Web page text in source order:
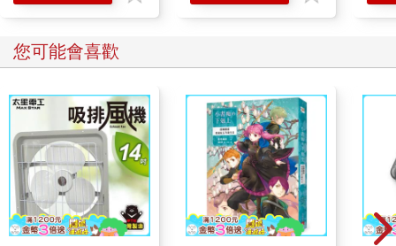
學方法
您可能會喜歡